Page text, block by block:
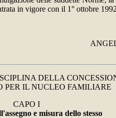
in vigore con il 1° ottobre
DELLA
PER IL NUCLEO FAMILIARE
CAPO I
e misura dello stesso